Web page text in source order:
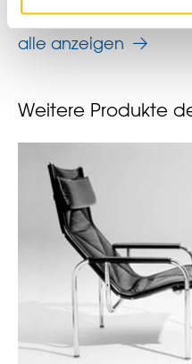
alle anzeigen
Weitere Produkte